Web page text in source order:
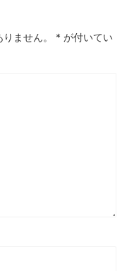
ません。 * が付いてい